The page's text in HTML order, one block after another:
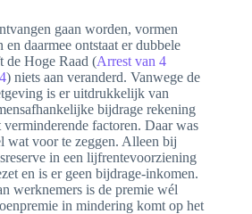
gaan worden, vormen
daarmee ontstaat er dubbele
de Hoge Raad (Arrest van 4
) niets aan veranderd. Vanwege de
is er uitdrukkelijk van
bijdrage rekening
factoren. Daar was
wat voor te zeggen. Alleen bij
in een lijfrentevoorziening
en is er geen bijdrage-inkomen.
werknemers is de premie wél
in mindering komt op het